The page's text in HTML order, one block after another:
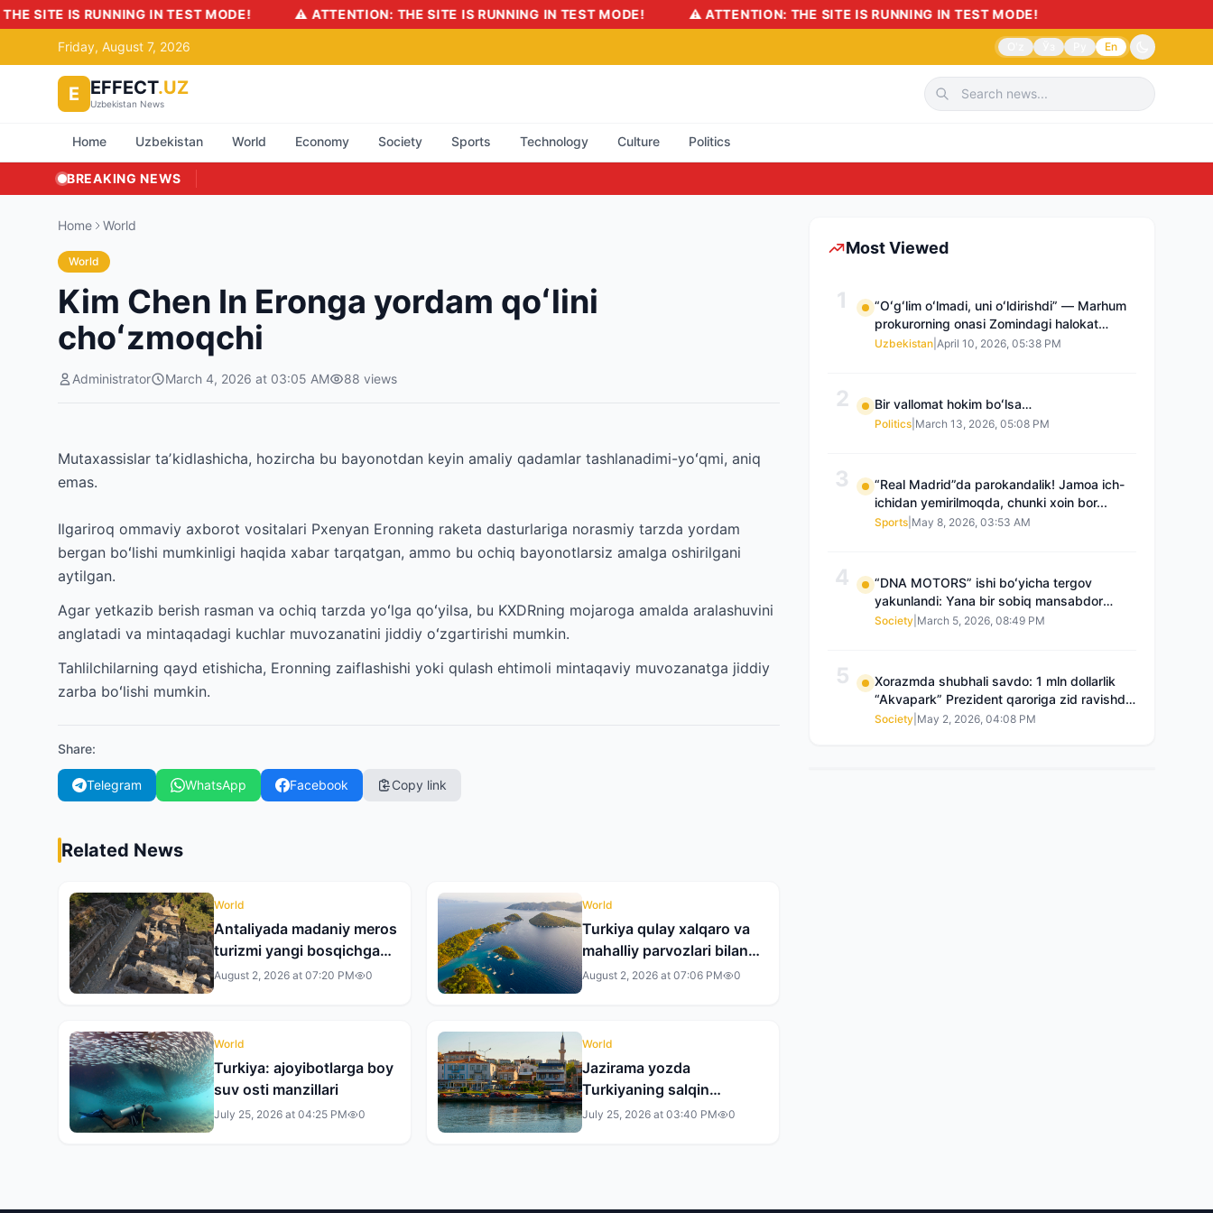
IS RUNNING IN TEST MODE! ⚠️ ATTENTION: THE SITE IS RUNNING IN TEST MODE! ⚠️ ATTENTION: THE SITE IS RUNNING IN TEST MODE!
Friday, August 7, 2026 En
E EFFECT.UZ
Uzbekistan News
Home Uzbekistan World Economy Society Sports Technology Culture Politics
BREAKING NEWS
Home World
World
Kim Chen In Eronga yordam qoʻlini
choʻzmoqchi
Administrator March 4, 2026 at 03:05 AM 88 views
Mutaxassislar taʼkidlashicha, hozircha bu bayonotdan keyin amaliy qadamlar tashlanadimi-yoʻqmi, aniq
emas.
Ilgariroq ommaviy axborot vositalari Pxenyan Eronning raketa dasturlariga norasmiy tarzda yordam
bergan boʻlishi mumkinligi haqida xabar tarqatgan, ammo bu ochiq bayonotlarsiz amalga oshirilgani
aytilgan.
Agar yetkazib berish rasman va ochiq tarzda yoʻlga qoʻyilsa, bu KXDRning mojaroga amalda aralashuvini
anglatadi va mintaqadagi kuchlar muvozanatini jiddiy oʻzgartirishi mumkin.
Tahlilchilarning qayd etishicha, Eronning zaiflashishi yoki qulash ehtimoli mintaqaviy muvozanatga jiddiy
zarba boʻlishi mumkin.
Share:
Telegram WhatsApp Facebook Copy link
Related News
World
Antaliyada madaniy meros
turizmi yangi bosqichga
ko‘tarilmoqda
August 2, 2026 at 07:20 PM 0
World
Turkiya qulay xalqaro va
mahalliy parvozlari bilan
yozgi sayohatlar uchun
August 2, 2026 at 07:06 PM 0
World
Turkiya: ajoyibotlarga boy
suv osti manzillari
July 25, 2026 at 04:25 PM 0
World
Jazirama yozda
Turkiyaning salqin
maskanlari
July 25, 2026 at 03:40 PM 0
Most Viewed
1
“Oʻgʻlim oʻlmadi, uni oʻldirishdi” — Marhum
prokurorning onasi Zomindagi halokat
boʻyicha qayta tergov talab qilmoqda
Uzbekistan April 10, 2026, 05:38 PM
2 Bir vallomat hokim boʻlsa…
Politics March 13, 2026, 05:08 PM
3
“Real Madrid”da parokandalik! Jamoa ich-
ichidan yemirilmoqda, chunki xoin bor...
Sports May 8, 2026, 03:53 AM
4
“DNA MOTORS” ishi boʻyicha tergov
yakunlandi: Yana bir sobiq mansabdor
qamoqqa olingan, Saidnazirxanovaning
Society March 5, 2026, 08:49 PM
5
Xorazmda shubhali savdo: 1 mln dollarlik
“Akvapark” Prezident qaroriga zid ravishda
sotilgani maʼlum boʻldi
Society May 2, 2026, 04:08 PM